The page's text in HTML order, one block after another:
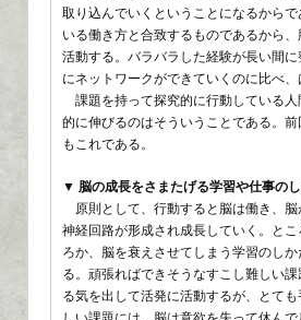
取り込んでいくということになるから
いる働き方と合致するものであるから
活動する。バラバラした経験が長い間
にネットワークができていくのに比べ、
課題を持って探究的に行動している
的に伸びるのはそういうことである。
もこれである。
▼ 脳の成長をさまたげる学習や仕事の
原則として、行動すると脳は働き、
神経回路が形成され成長していく。と
ろか、脳を衰えさせてしまう学習のし
る。頑張ればできそうなすこし難しい
る気を出して活発に活動するが、とて
しい課題には、脳は意欲を失って休ん